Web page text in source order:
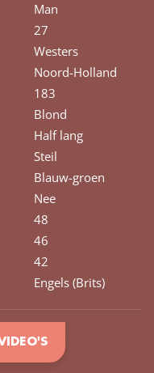
Man
27
Westers
Noord-Holland
183
Blond
Half lang
Steil
Blauw-groen
Nee
48
46
42
Engels (Brits)